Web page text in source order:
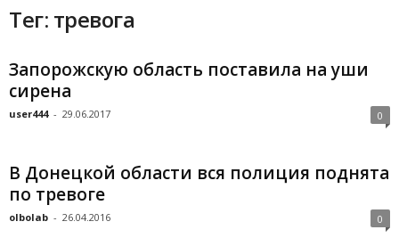
Тег: тревога
Запорожскую область поставила на уши
сирена
user444 - 29.06.2017 0
В Донецкой области вся полиция поднята
по тревоге
olbolab - 26.04.2016 0